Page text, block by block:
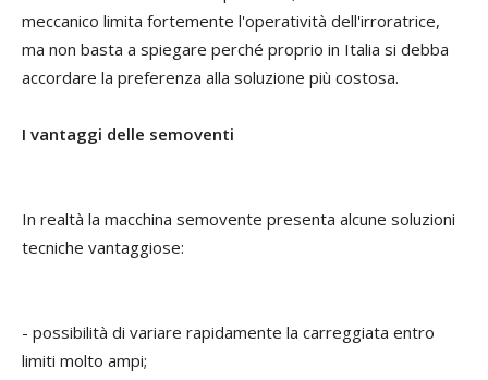
meccanico limita fortemente l'operatività dell'irroratrice,
ma non basta a spiegare perché proprio in Italia si debba
accordare la preferenza alla soluzione più costosa.
I vantaggi delle semoventi
In realtà la macchina semovente presenta alcune soluzioni
tecniche vantaggiose:
- possibilità di variare rapidamente la carreggiata entro
limiti molto ampi;